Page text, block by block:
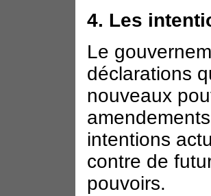
4. Les
Le
déclarations
nouveaux
intentions
contre de
pouvoirs.